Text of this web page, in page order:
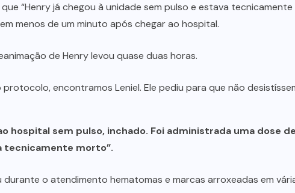
“Henry já chegou à unidade sem pulso e estava
menos de um minuto após chegar ao hospital.
de Henry levou quase duas horas.
encontramos Leniel. Ele pediu para que não
hospital sem pulso, inchado. Foi administrada uma dose
tecnicamente morto”.
o atendimento hematomas e marcas arroxeadas em